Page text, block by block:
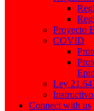
Proyecto
COVID
Ley
Connect with us